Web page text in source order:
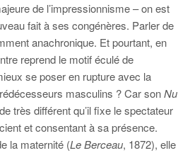
de l’impressionnisme – on est
fait à ses congénères. Parler de
anachronique. Et pourtant, en
reprend le motif éculé de
se poser en rupture avec la
masculins ? Car sonNu
très différent qu’il fixe le spectateur
et consentant à sa présence.
la maternité (Le Berceau, 1872), elle